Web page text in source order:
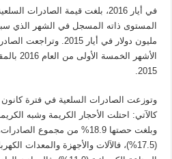
الأشهر
2015.
كالآتي: احتلت الأحجار الكريمة وشبه
وبلغت حصتها 18.9% من مجموع